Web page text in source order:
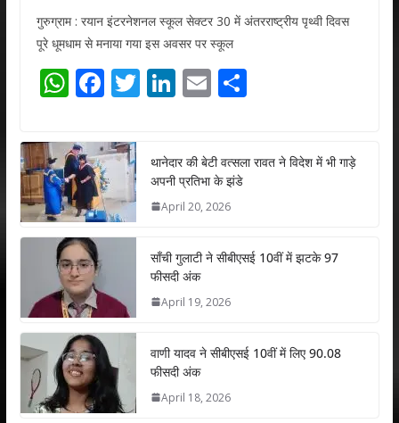
गुरुग्राम : रयान इंटरनेशनल स्कूल सेक्टर 30 में अंतरराष्ट्रीय पृथ्वी दिवस
पूरे धूमधाम से मनाया गया इस अवसर पर स्कूल
W
at
s
A
p
p
F
e
b
o
o
T
er
Li
e
dI
E
l
S
e
थानेदार की बेटी वत्सला रावत ने विदेश में भी गाड़े
अपनी प्रतिभा के झंडे
April 20, 2026
साँची गुलाटी ने सीबीएसई 10वीं में झटके 97
फीसदी अंक
April 19, 2026
वाणी यादव ने सीबीएसई 10वीं में लिए 90.08
फीसदी अंक
April 18, 2026